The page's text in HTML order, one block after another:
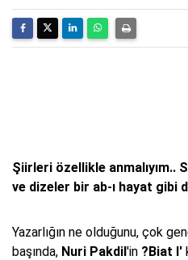
Şiirleri özellikle
ve dizeler bir ab-ı hayat gibi
Yazarlığın ne olduğunu, çok
başında, Nuri Pakdil'in ?Biat I'